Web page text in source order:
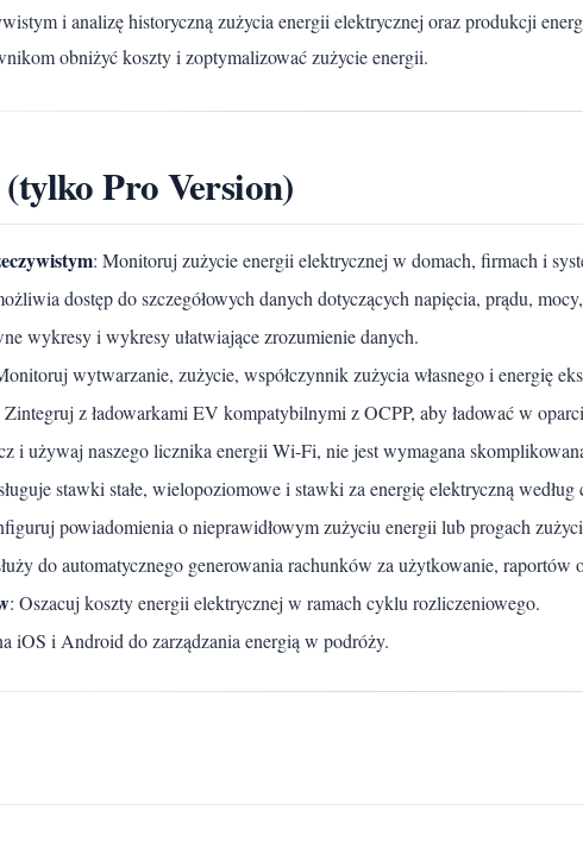
i analizę historyczną zużycia energii elektrycznej oraz produkcji
obniżyć koszty i zoptymalizować zużycie energii.
Pro Version)
: Monitoruj zużycie energii elektrycznej w domach, firmach i
dostęp do szczegółowych danych dotyczących napięcia, prądu,
wykresy i wykresy ułatwiające zrozumienie danych.
wytwarzanie, zużycie, współczynnik zużycia własnego i energię
Zintegruj z ładowarkami EV kompatybilnymi z OCPP, aby ładować w
i używaj naszego licznika energii Wi-Fi, nie jest wymagana
stawki stałe, wielopoziomowe i stawki za energię elektryczną
powiadomienia o nieprawidłowym zużyciu energii lub progach
do automatycznego generowania rachunków za użytkowanie, raportów
: Oszacuj koszty energii elektrycznej w ramach cyklu rozliczeniowego.
iOS i Android do zarządzania energią w podróży.